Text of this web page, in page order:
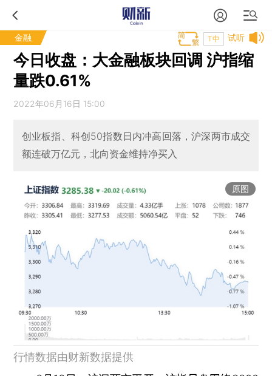
金融 试听
T中
今日收盘：大金融板块回调 沪指缩
量跌0.61%
2022年06月16日 15:00
创业板指、科创50指数日内冲高回落，沪深两市成交
额连破万亿元，北向资金维持净买入
原图
行情数据由财新数据提供